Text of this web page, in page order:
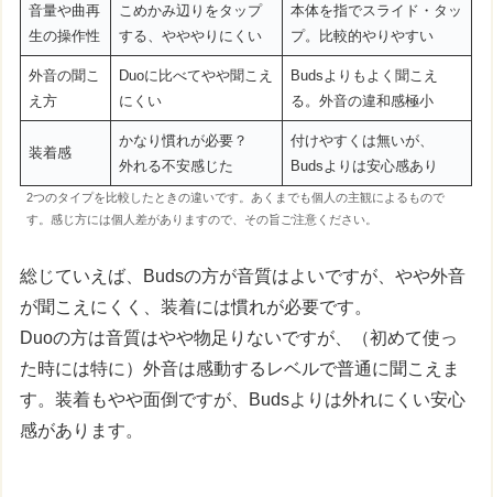
音量や曲再
生の操作性
こめかみ辺りをタップ
する、やややりにくい
本体を指でスライド・タッ
プ。比較的やりやすい
外音の聞こ
え方
Duoに比べてやや聞こえ
にくい
Budsよりもよく聞こえ
る。外音の違和感極小
装着感
かなり慣れが必要？
外れる不安感じた
付けやすくは無いが、
Budsよりは安心感あり
2つのタイプを比較したときの違いです。あくまでも個人の主観によるもので
す。感じ方には個人差がありますので、その旨ご注意ください。
総じていえば、Budsの方が音質はよいですが、やや外音
が聞こえにくく、装着には慣れが必要です。
Duoの方は音質はやや物足りないですが、（初めて使っ
た時には特に）外音は感動するレベルで普通に聞こえま
す。装着もやや面倒ですが、Budsよりは外れにくい安心
感があります。